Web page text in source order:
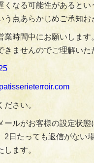
くなる可能性があると
う点あらかじめご承知お
業時間中にお願いしま
きませんのでご理解いた
ださい。
ールがお客様の設定状
2日たっても返信がない
ます。